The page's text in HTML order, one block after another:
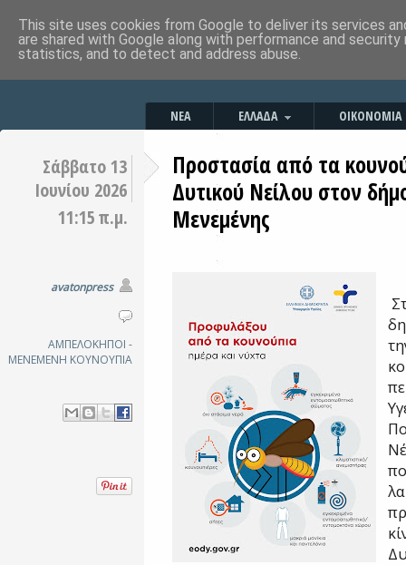
ΝΕΑ ΕΛΛΑΔΑ ΟΙΚΟΝΟΜΙΑ
Σάββατο 13
Ιουνίου 2026
11:15 π.μ.
avatonpress
ΑΜΠΕΛΟΚΗΠΟΙ -
ΜΕΝΕΜΕΝΗ ΚΟΥΝΟΥΠΙΑ
Προστασία από τα
Δυτικού Νείλου στον
Μενεμένης
This site uses cookies from Google to deliver its services
are shared with Google along with performance and
statistics, and to detect and address abuse.